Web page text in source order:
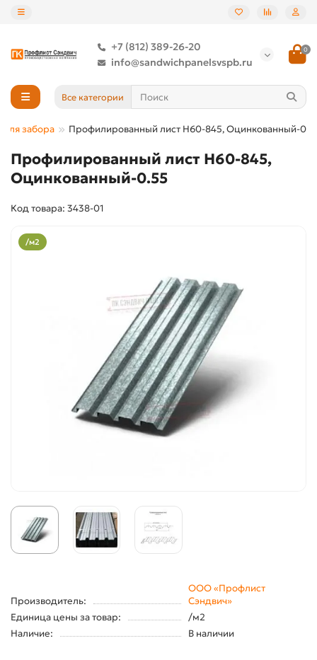
+7 (812) 389-26-20
info@sandwichpanelsvspb.ru
0
Все категории
забора Профилированный лист Н60-845, Оцинкованный-
Профилированный лист Н60-845,
Оцинкованный-0.55
Код товара: 3438-01
/м2
Производитель:
ООО «Профлист
Сэндвич»
Единица цены за товар:
/м2
Наличие:
В наличии